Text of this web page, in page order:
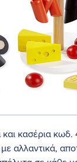
και κασέρια κωδ.
αλλαντικά,